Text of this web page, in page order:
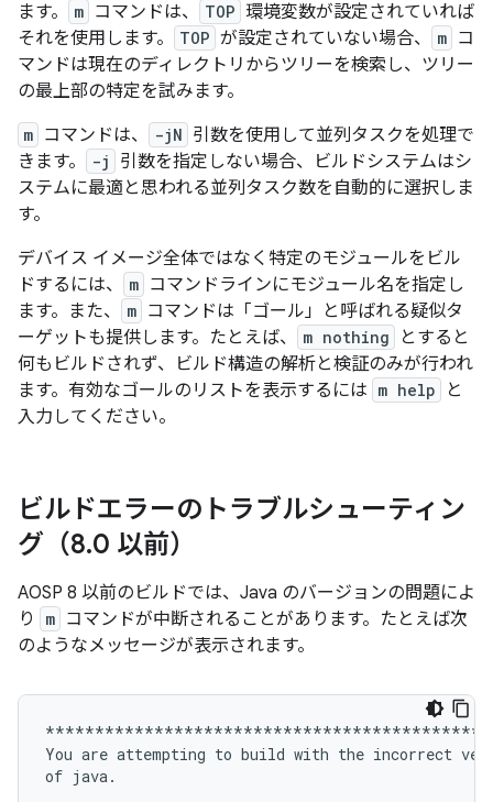
ます。
m コマンドは、 TOP 環境変数が設定されていれば
それを使用します。
TOP が設定されていない場合、 m コ
マンドは現在のディレクトリからツリーを検索し、ツリー
の最上部の特定を試みます。
m コマンドは、 -jN 引数を使用して並列タスクを処理で
きます。
-j
引数を指定しない場合、ビルドシステムはシ
ステムに最適と思われる並列タスク数を自動的に選択しま
す。
デバイス イメージ全体ではなく特定のモジュールをビル
ドするには、
m コマンドラインにモジュール名を指定し
ます。また、
m コマンドは「ゴール」
と呼ばれる疑似タ
ーゲットも提供します。たとえば、
m nothing
とすると
何もビルドされず、ビルド構造の解析と検証のみが行われ
ます。有効なゴールのリストを表示するには m help
と
入力してください。
ビルドエラーのトラブルシューティン
グ（8.0 以前）
AOSP 8 以前のビルドでは、Java のバージョンの問題によ
り
m コマンドが中断されることがあります。たとえば次
のようなメッセージが表示されます。
You are attempting to build with the incorrect
of java.